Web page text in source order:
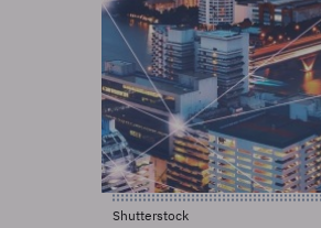
Shutterstock